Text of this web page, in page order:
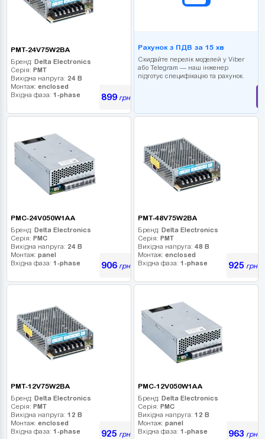
PMT-24V75W2BA
Бренд: Delta Electronics
Серія: PMT
Вихідна напруга: 24 В
Монтаж: enclosed
Вхідна фаза: 1-phase 899грн
Рахунок з ПДВ за 15 хв
Скидайте перелік моделей у Viber
або Telegram — наш інженер
підготує специфікацію та рахунок.
PMC-24V050W1AA
Бренд: Delta Electronics
Серія: PMC
Вихідна напруга: 24 В
Монтаж: panel
Вхідна фаза: 1-phase 906грн
PMT-48V75W2BA
Бренд: Delta Electronics
Серія: PMT
Вихідна напруга: 48 В
Монтаж: enclosed
Вхідна фаза: 1-phase 925 грн
PMT-12V75W2BA
Бренд: Delta Electronics
Серія: PMT
Вихідна напруга: 12 В
Монтаж: enclosed
Вхідна фаза: 1-phase 925 грн
PMC-12V050W1AA
Бренд: Delta Electronics
Серія: PMC
Вихідна напруга: 12 В
Монтаж: panel
Вхідна фаза: 1-phase 963 грн